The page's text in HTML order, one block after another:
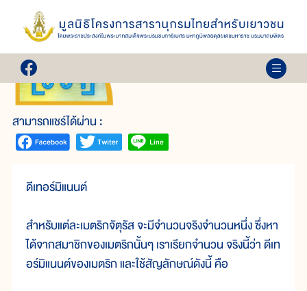
เล่ม 6
สามารถแชร์ได้ผ่าน :
ดีเทอร์มิแนนต์
สำหรับแต่ละเมตริกจัตุรัส จะมีจำนวนจริงจำนวนหนึ่ง ซึ่งหา
ได้จากสมาชิกของเมตริกนั้นๆ เราเรียกจำนวน จริงนี้ว่า ดีเท
อร์มิแนนต์ของเมตริก และใช้สัญลักษณ์ดังนี้ คือ